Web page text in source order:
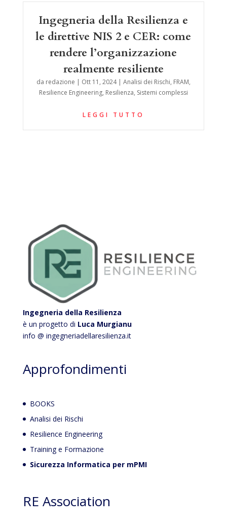
Ingegneria della Resilienza e
le direttive NIS 2 e CER: come
rendere l’organizzazione
realmente resiliente
da redazione | Ott 11, 2024| Analisi dei Rischi, FRAM,
Resilience Engineering, Resilienza, Sistemi complessi
LEGGI TUTTO
Ingegneria della Resilienza
è un progetto di Luca Murgianu
info @ ingegneriadellaresilienza.it
Approfondimenti
BOOKS
Analisi dei Rischi
Resilience Engineering
Training e Formazione
Sicurezza Informatica per mPMI
RE Association